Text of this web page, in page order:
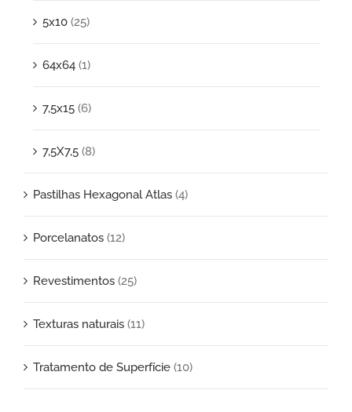
5x10 (25)
64x64 (1)
7,5x15 (6)
7,5X7,5 (8)
Pastilhas Hexagonal Atlas (4)
Porcelanatos (12)
Revestimentos (25)
Texturas naturais (11)
Tratamento de Superfície (10)